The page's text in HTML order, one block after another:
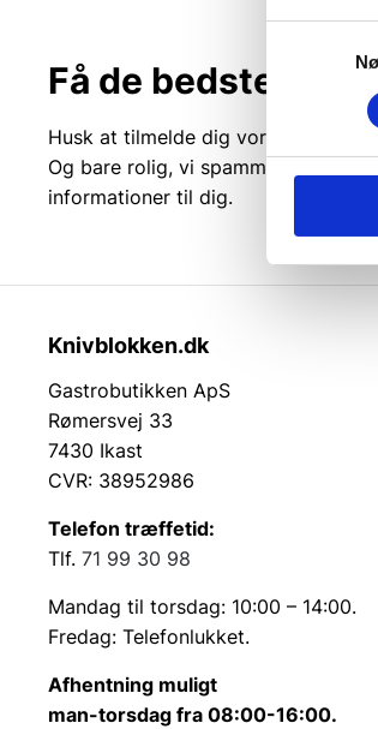
Få de bedste
Husk at tilmelde dig vores
Og bare rolig, vi spammer dig ikke,
informationer til dig.
Knivblokken.dk
Gastrobutikken ApS
Rømersvej 33
7430 Ikast
CVR: 38952986
Telefon træffetid:
Tlf. 71 99 30 98
Mandag til torsdag: 10:00 – 14:00.
Fredag: Telefonlukket.
Afhentning muligt
man-torsdag fra 08:00-16:00.